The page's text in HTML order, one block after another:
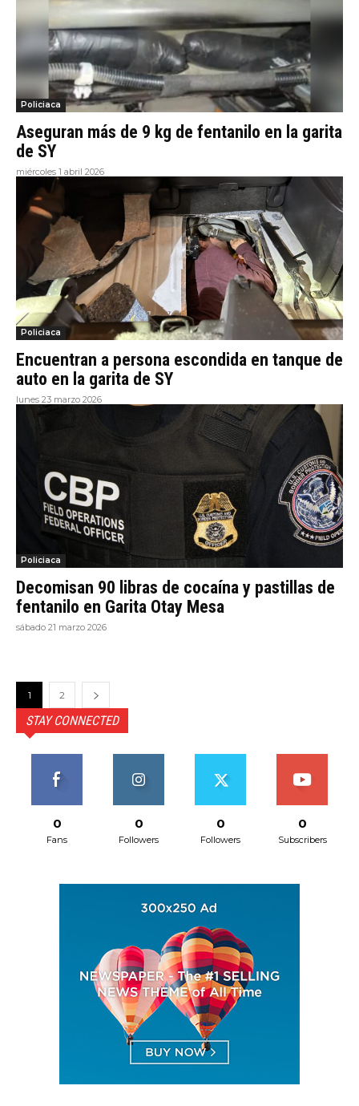
Policiaca
Aseguran más de 9 kg de fentanilo en la garita
de SY
miércoles 1 abril 2026
Policiaca
Encuentran a persona escondida en tanque de
auto en la garita de SY
lunes 23 marzo 2026
Policiaca
Decomisan 90 libras de cocaína y pastillas de
fentanilo en Garita Otay Mesa
sábado 21 marzo 2026
1 2
STAY CONNECTED
0
Fans
0
Followers
0
Followers
0
Subscribers